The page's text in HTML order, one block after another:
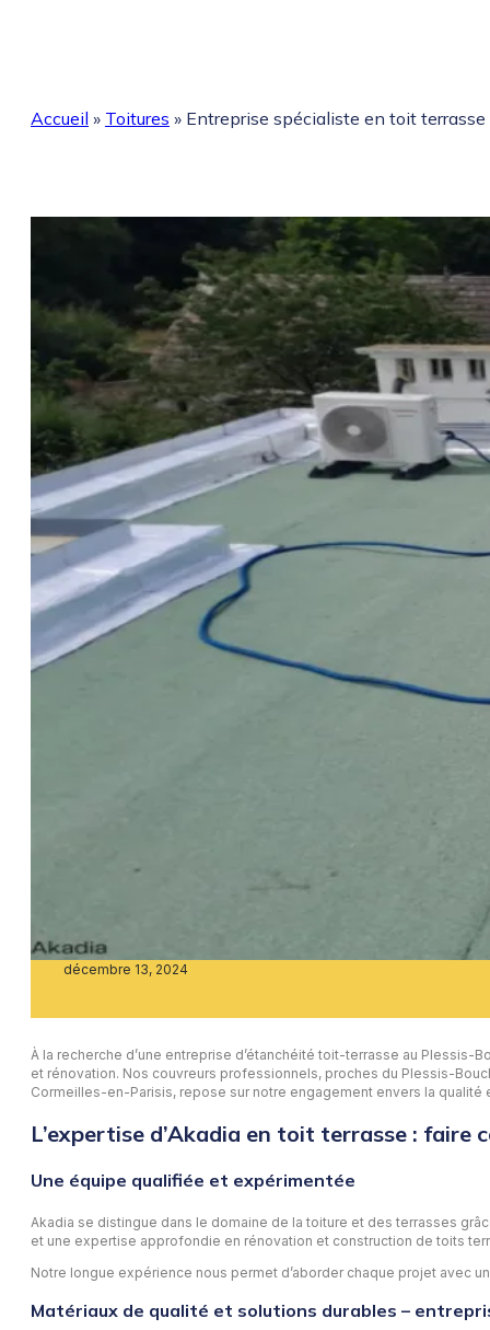
Accueil » Toitures » Entreprise spécialiste en toit
décembre 13, 2024
À la recherche d’une entreprise d’étanchéité toit-terrasse au Plessis-
et rénovation. Nos couvreurs professionnels, proches du Plessis-
Cormeilles-en-Parisis, repose sur notre engagement envers la
L’expertise d’Akadia en toit terrasse :
Une équipe qualifiée et expérimentée
Akadia se distingue dans le domaine de la toiture et des terrasses
et une expertise approfondie en rénovation et construction de toits
Notre longue expérience nous permet d’aborder chaque projet avec
Matériaux de qualité et solutions durables –